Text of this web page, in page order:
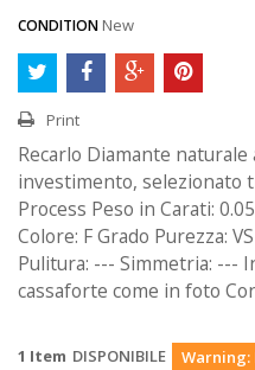
CONDITION New
Print
Recarlo Diamante
investimento, selezionato
Process Peso in Carati:
Colore: F Grado Purezza:
Pulitura: --- Simmetria: ---
cassaforte come in foto
1 Item DISPONIBILE Warning: